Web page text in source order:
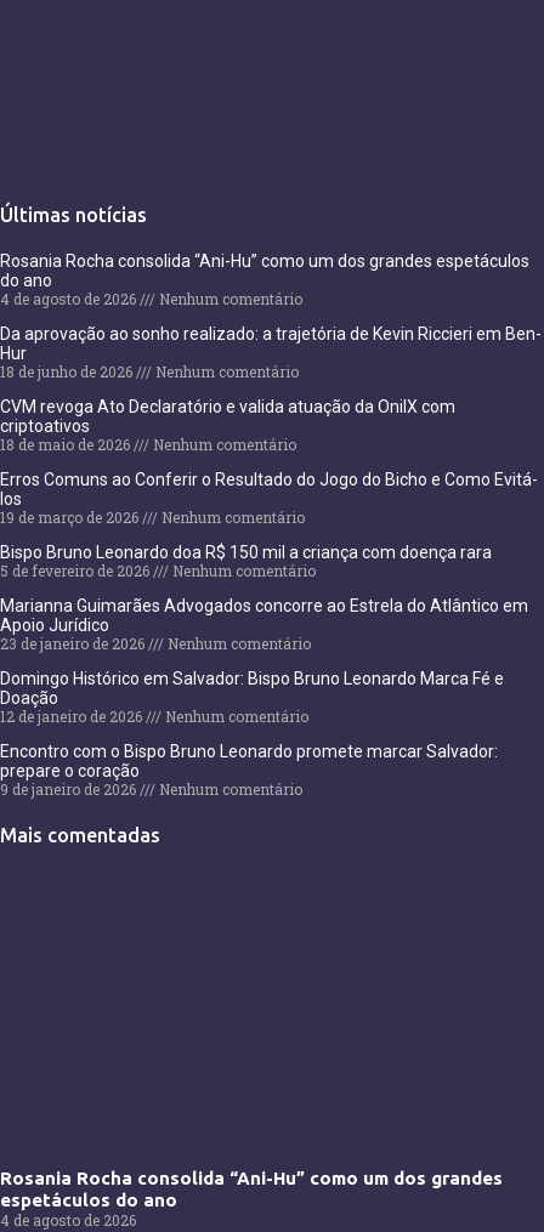
Últimas notícias
Rosania Rocha consolida “Ani-Hu” como um dos grandes espetáculos
do ano
4 de agosto de 2026
Nenhum comentário
Da aprovação ao sonho realizado: a trajetória de Kevin Riccieri em Ben-
Hur
18 de junho de 2026
Nenhum comentário
CVM revoga Ato Declaratório e valida atuação da OnilX com
criptoativos
18 de maio de 2026
Nenhum comentário
Erros Comuns ao Conferir o Resultado do Jogo do Bicho e Como Evitá-
los
19 de março de 2026
Nenhum comentário
Bispo Bruno Leonardo doa R$ 150 mil a criança com doença rara
5 de fevereiro de 2026
Nenhum comentário
Marianna Guimarães Advogados concorre ao Estrela do Atlântico em
Apoio Jurídico
23 de janeiro de 2026
Nenhum comentário
Domingo Histórico em Salvador: Bispo Bruno Leonardo Marca Fé e
Doação
12 de janeiro de 2026
Nenhum comentário
Encontro com o Bispo Bruno Leonardo promete marcar Salvador:
prepare o coração
9 de janeiro de 2026
Nenhum comentário
Mais comentadas
Rosania Rocha consolida “Ani-Hu” como um dos grandes
espetáculos do ano
4 de agosto de 2026